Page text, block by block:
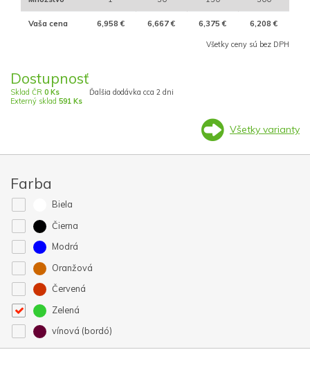
Vaša cena 6,958 € 6,667 € 6,375 € 6,208 €
Všetky ceny sú bez DPH
Dostupnosť
Sklad ČR 0 Ks
Externý sklad 591 Ks
Ďalšia dodávka cca 2 dni
Všetky varianty
Farba
Biela
Čierna
Modrá
Oranžová
Červená
Zelená
vínová (bordó)